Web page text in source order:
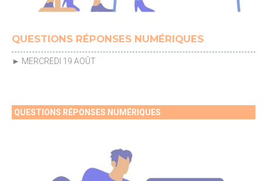
QUESTIONS RÉPONSES NUMÉRIQUES
► MERCREDI 19 AOÛT
QUESTIONS RÉPONSES NUMÉRIQUES